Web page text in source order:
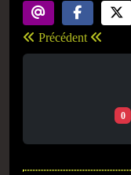
Précédent
0